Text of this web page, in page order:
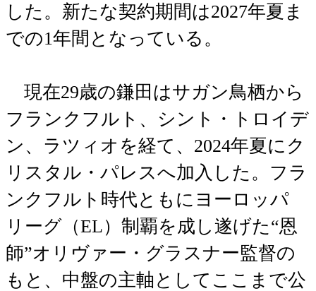
した。新たな契約期間は2027年夏ま
での1年間となっている。
現在29歳の鎌田はサガン鳥栖から
フランクフルト、シント・トロイデ
ン、ラツィオを経て、2024年夏にク
リスタル・パレスへ加入した。フラ
ンクフルト時代ともにヨーロッパ
リーグ（EL）制覇を成し遂げた“恩
師”オリヴァー・グラスナー監督の
もと、中盤の主軸としてここまで公